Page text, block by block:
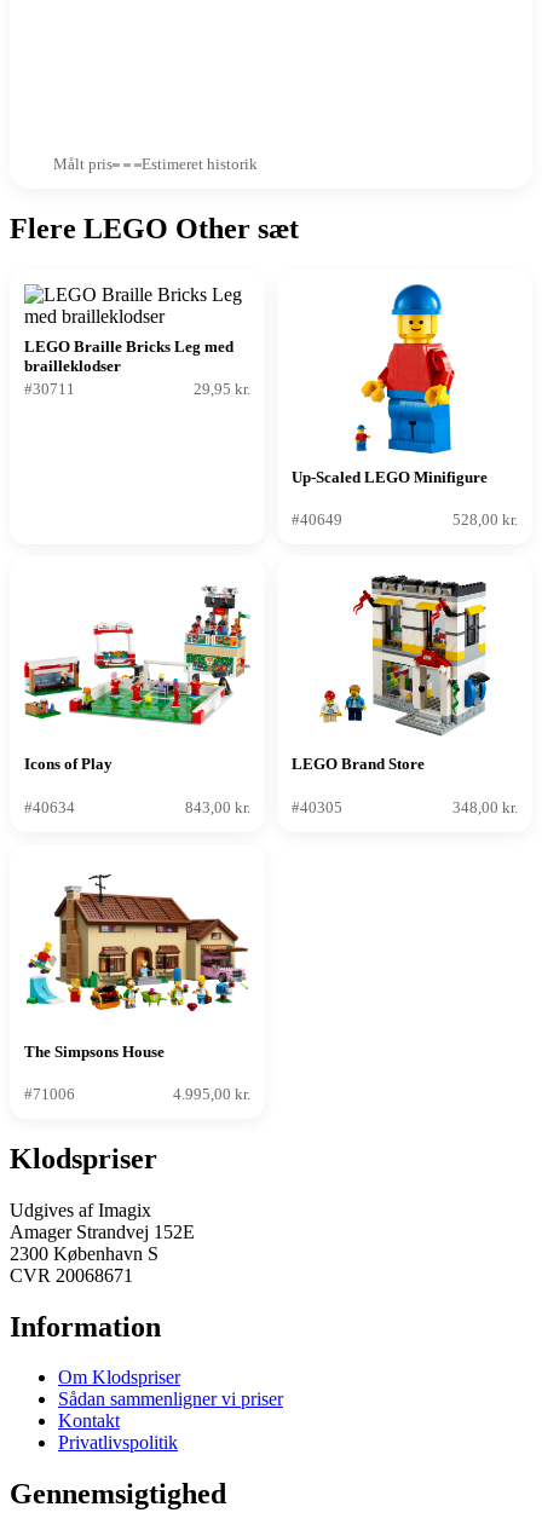
Målt pris Estimeret historik
Flere LEGO Other sæt
LEGO Braille Bricks Leg med
brailleklodser
#30711
29,95 kr.
Up-Scaled LEGO Minifigure
#40649 528,00 kr.
Icons of Play
#40634 843,00 kr.
LEGO Brand Store
#40305 348,00 kr.
The Simpsons House
#71006 4.995,00 kr.
Klodspriser
Udgives af Imagix
Amager Strandvej 152E
2300 København S
CVR 20068671
Information
Om Klodspriser
Sådan sammenligner vi priser
Kontakt
Privatlivspolitik
Gennemsigtighed